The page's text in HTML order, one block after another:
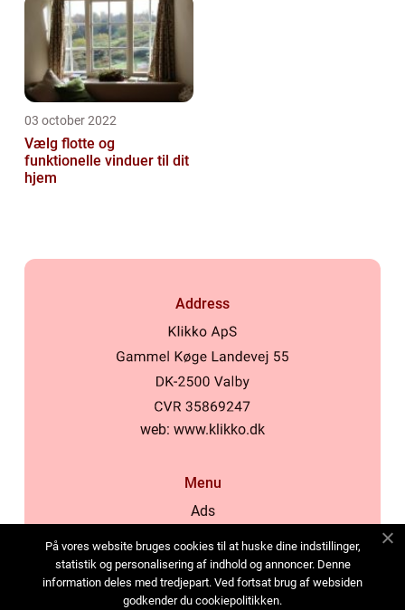
03 october 2022
Vælg flotte og
funktionelle vinduer til dit
hjem
Address
web: www.klikko.dk
Menu
Ads
Cookies
Contact
På vores website bruges cookies til at huske dine indstillinger,
statistik og personalisering af indhold og annoncer. Denne
information deles med tredjepart. Ved fortsat brug af websiden
godkender du cookiepolitikken.